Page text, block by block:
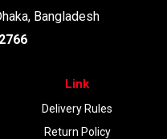
Bangladesh
Link
Delivery Rules
Return Policy